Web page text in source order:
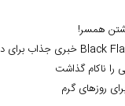
همسر!
ناکام گذاشت
روز‌های گرم